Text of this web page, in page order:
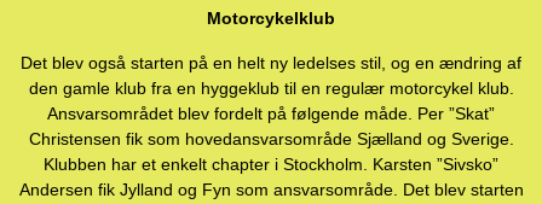
Motorcykelklub
Det blev også starten på en helt ny ledelses stil, og en ændring af
den gamle klub fra en hyggeklub til en regulær motorcykel klub.
Ansvarsområdet blev fordelt på følgende måde. Per ”Skat”
Christensen fik som hovedansvarsområde Sjælland og Sverige.
Klubben har et enkelt chapter i Stockholm. Karsten ”Sivsko”
Andersen fik Jylland og Fyn som ansvarsområde. Det blev starten